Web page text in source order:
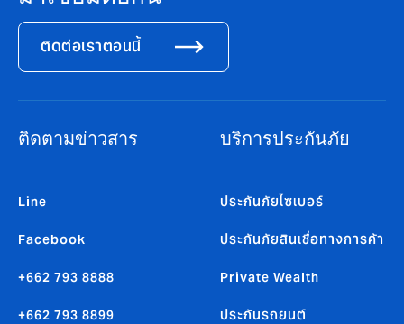
ติดต่อเราตอนนี้
ติดตามข่าวสาร
Line
Facebook
+662 793 8888
+662 793 8899
บริการประกันภัย
ประกันภัยไซเบอร์
ประกันภัยสินเชื่อทางการค้า
Private Wealth
ประกันรถยนต์